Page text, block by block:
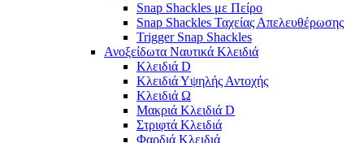
Snap Shackles με Πείρο
Snap Shackles Ταχείας Απελευθέρωσης
Trigger Snap Shackles
Ανοξείδωτα Ναυτικά Κλειδιά
Κλειδιά D
Κλειδιά Υψηλής Αντοχής
Κλειδιά Ω
Μακριά Κλειδιά D
Στριφτά Κλειδιά
Φαρδιά Κλειδιά